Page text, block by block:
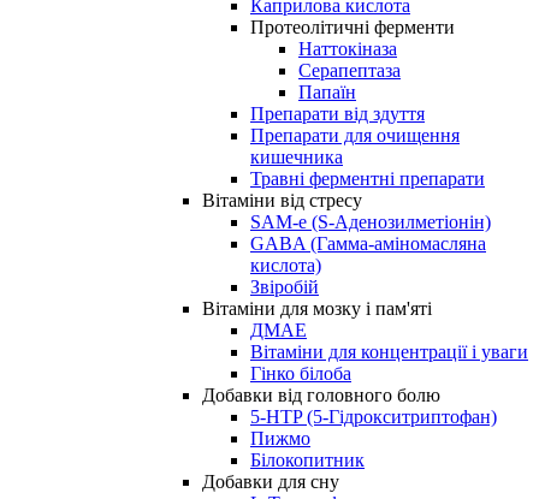
Каприлова кислота
Протеолітичні ферменти
Наттокіназа
Серапептаза
Папаїн
Препарати від здуття
Препарати для очищення
кишечника
Травні ферментні препарати
Вітаміни від стресу
SAM-e (S-Аденозилметіонін)
GABA (Гамма-аміномасляна
кислота)
Звіробій
Вітаміни для мозку і пам'яті
ДМАЕ
Вітаміни для концентрації і уваги
Гінко білоба
Добавки від головного болю
5-HTP (5-Гідрокситриптофан)
Пижмо
Білокопитник
Добавки для сну